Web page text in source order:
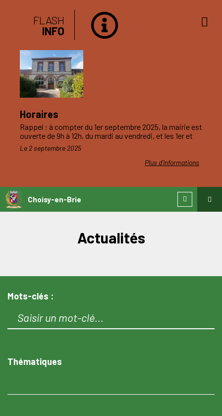
FLASH
INFO
Horaires
Plus d'informations
Rappel : à compter du 1er septembre 2025, la mairie est
ouverte de 9h à 12h, du mardi au vendredi, et les 1er et
3ème samedis du mois.
Le 2 septembre 2025
Choisy-en-Brie
Actualités
Mots-clés :
Thématiques